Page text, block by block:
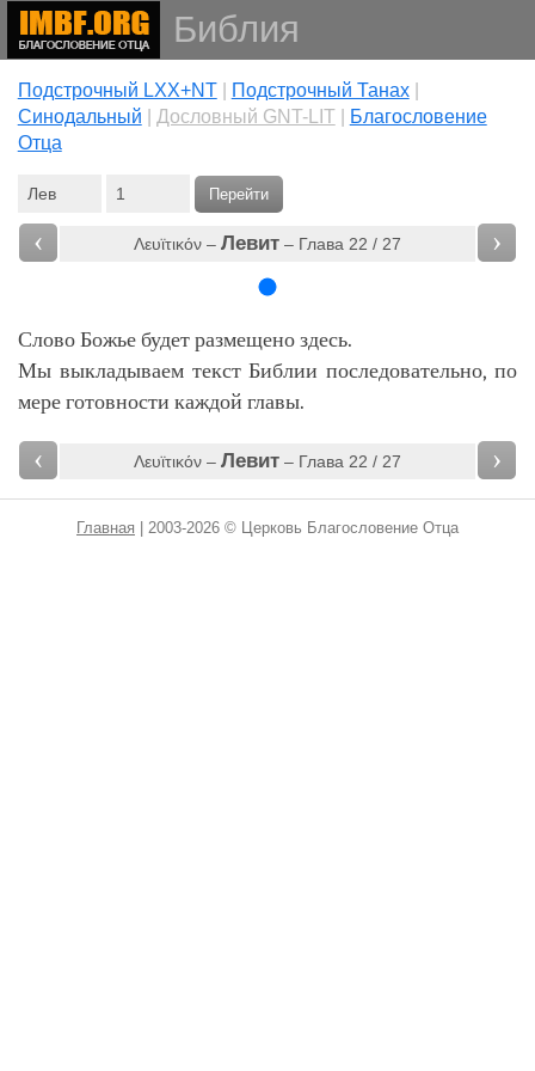
Библия
Подстрочный LXX+NT| Подстрочный Танах|
Cинодальный
Дословный GNT-LIT|
Благословение
Отца
Перейти
‹ Λευϊτικόν – Левит– Глава 22 / 27 ›
Слово Божье будет размещено здесь.
Мы выкладываем текст Библии последовательно, по
мере готовности каждой главы.
‹ Λευϊτικόν – Левит– Глава 22 / 27 ›
Главная | 2003-2026 © Церковь Благословение Отца